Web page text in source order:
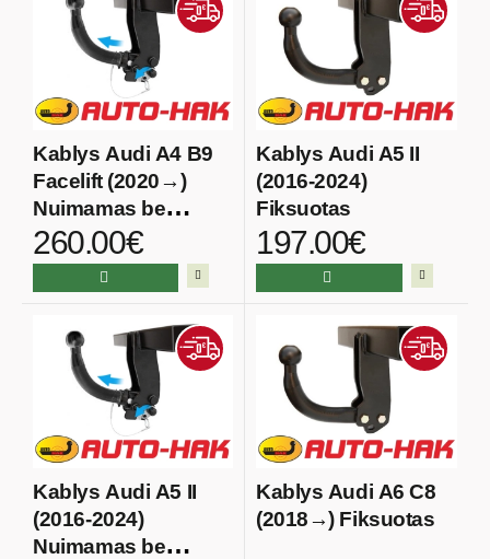
Kablys Audi A4 B9
Facelift (2020→)
Nuimamas be
spynos
260.00€
Kablys Audi A5 II
(2016-2024)
Fiksuotas
197.00€
Kablys Audi A5 II
(2016-2024)
Nuimamas be
Kablys Audi A6 C8
(2018→) Fiksuotas